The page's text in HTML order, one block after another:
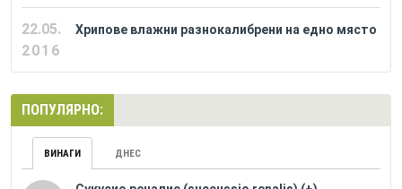
22.05.
2016
Хрипове влажни разнокалибрени на едно място
ПОПУЛЯРНО:
ВИНАГИ ДНЕС